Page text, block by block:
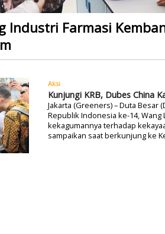
Industri Farmasi
Aksi
Kunjungi KRB, Dubes China
Jakarta (Greeners) – Duta Besar
Republik Indonesia ke-14,
kekagumannya terhadap
sampaikan saat berkunjung ke